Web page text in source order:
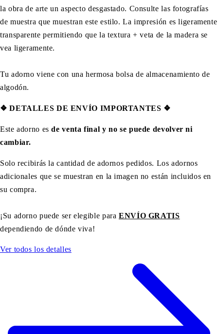
la obra de arte un aspecto desgastado. Consulte las fotografías
de muestra que muestran este estilo. La impresión es ligeramente
transparente permitiendo que la textura + veta de la madera se
vea ligeramente.
Tu adorno viene con una hermosa bolsa de almacenamiento de
algodón.
❖ DETALLES DE ENVÍO IMPORTANTES ❖
Este adorno esde venta final y no se puede devolver ni
cambiar.
Solo recibirás la cantidad de adornos pedidos. Los adornos
adicionales que se muestran en la imagen no están incluidos en
su compra.
¡Su adorno puede ser elegible paraENVÍO GRATIS
dependiendo de dónde viva!
Ver todos los detalles